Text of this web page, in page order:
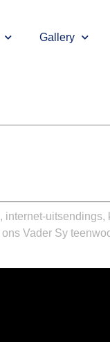
Gallery
Vader Sy